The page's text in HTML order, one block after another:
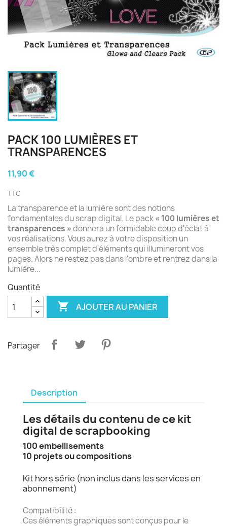
PACK 100 LUMIÈRES ET
TRANSPARENCES
11,90 €
TTC
La transparence et la lumière sont des notions
fondamentales du scrap digital. Le pack« 100 lumières et
transparences »donnera un formidable coup d'éclat à
vos réalisations. Vous aurez à votre disposition un
ensemble très complet d'éléments qui illumineront vos
pages. Alors ne restez pas dans l'ombre et rentrez dans la
lumière...
Quantité
 AJOUTER AU PANIER
Partager
Description
Les détails du contenu de ce kit
digital de scrapbooking
100 embellisements
10 projets ou compositions
Kit hors série (non inclus dans les services en
abonnement)
Compatibilité :
Ces éléments graphiques sont conçus pour le